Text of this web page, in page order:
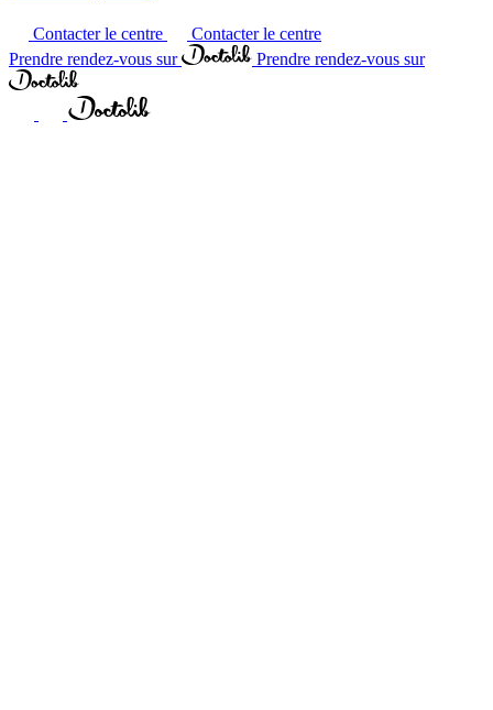
Contacter le centre
Contacter le centre
Prendre rendez-vous sur
Prendre rendez-vous sur